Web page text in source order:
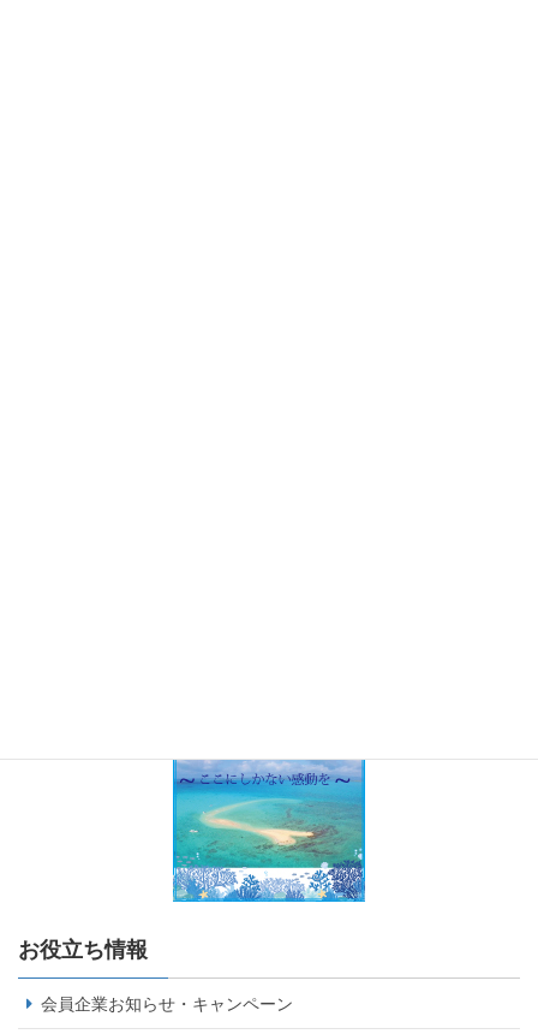
お役立ち情報
会員企業お知らせ・キャンペーン